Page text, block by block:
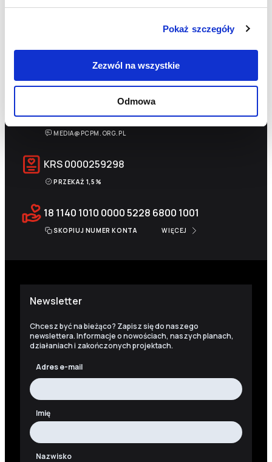
Pokaż szczegóły
Zezwól na wszystkie
Odmowa
+48 22 833 60 22
PON-PT 9:00-17:00
INFO@PCPM.ORG.PL
MEDIA@PCPM.ORG.PL
KRS0000259298
PRZEKAŻ 1,5%
18 1140 1010 0000 5228 6800 1001
SKOPIUJ NUMER KONTA WIĘCEJ
Newsletter
Chcesz być na bieżąco? Zapisz się do naszego
newslettera. Informacje o nowościach, naszych planach,
działaniach i zakończonych projektach.
Adres e-mail
Imię
Nazwisko